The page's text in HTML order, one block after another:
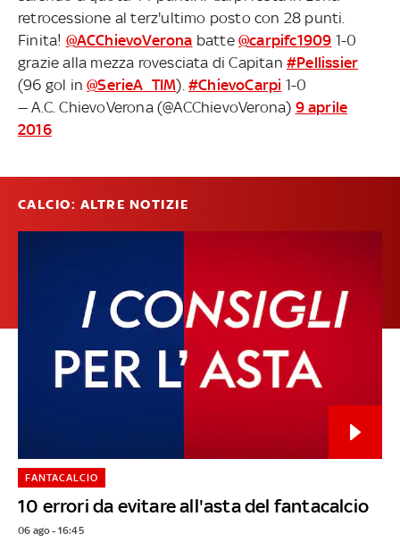
retrocessione al terz'ultimo posto con 28 punti.
Finita! @ACChievoVerona batte @carpifc1909 1-0
grazie alla mezza rovesciata di Capitan #Pellissier
(96 gol in@SerieA_TIM). #ChievoCarpi 1-0
— A.C. ChievoVerona (@ACChievoVerona) 9 aprile
2016
CALCIO: ALTRE NOTIZIE
10 errori da evitare all'asta del fantacalcio
FANTACALCIO
06 ago - 16:45